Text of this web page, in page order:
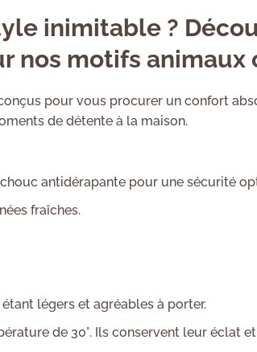
inimitable ?
nos motifs animaux
pour vous procurer un confort
de détente à la maison.
antidérapante pour une sécurité
fraîches.
légers et agréables à porter.
de 30°. Ils conservent leur éclat